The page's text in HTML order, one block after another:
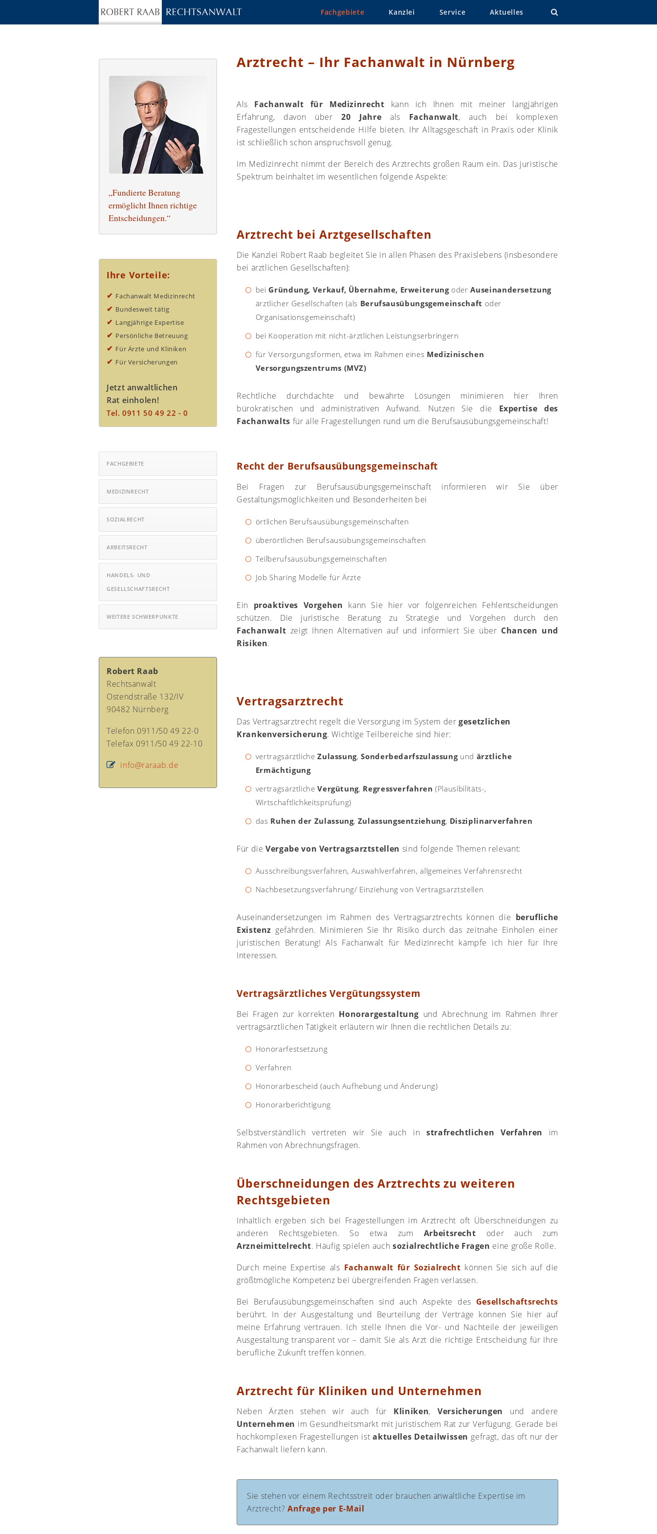
Fachgebiete Kanzlei Service Aktuelles
Arztrecht – Ihr Fachanwalt in Nürnberg
Als Fachanwalt für Medizinrecht kann ich Ihnen mit meiner langjährigen
Erfahrung, davon über20 Jahre als Fachanwalt, auch bei komplexen
Fragestellungen entscheidende Hilfe bieten. Ihr Alltagsgeschäft in Praxis oder Klinik
ist schließlich schon anspruchsvoll genug.
Im Medizinrecht nimmt der Bereich des Arztrechts großen Raum ein. Das juristische
Spektrum beinhaltet im wesentlichen folgende Aspekte:
Arztrecht bei Arztgesellschaften
Die Kanzlei Robert Raab begleitet Sie in allen Phasen des Praxislebens (insbesondere
bei ärztlichen Gesellschaften):
bei Gründung, Verkauf, Übernahme, ErweiterungoderAuseinandersetzung
ärztlicher Gesellschaften (als Berufsausübungsgemeinschaft oder
Organisationsgemeinschaft)
bei Kooperation mit nicht-ärztlichen Leistungserbringern
für Versorgungsformen, etwa im Rahmen eines Medizinischen
Versorgungszentrums (MVZ)
Rechtliche durchdachte und bewährte Lösungen minimieren hier Ihren
bürokratischen und administrativen Aufwand. Nutzen Sie die Expertise des
Fachanwalts für alle Fragestellungen rund um die Berufsausübungsgemeinschaft!
Recht der Berufsausübungsgemeinschaft
Bei Fragen zur Berufsausübungsgemeinschaft informieren wir Sie über
Gestaltungsmöglichkeiten und Besonderheiten bei
örtlichen Berufsausübungsgemeinschaften
überörtlichen Berufsausübungsgemeinschaften
Teilberufsausübungsgemeinschaften
Job Sharing Modelle für Ärzte
Ein proaktives Vorgehen kann Sie hier vor folgenreichen Fehlentscheidungen
schützen. Die juristische Beratung zu Strategie und Vorgehen durch den
Fachanwalt zeigt Ihnen Alternativen auf und informiert Sie über Chancen und
Risiken.
Vertragsarztrecht
Das Vertragsarztrecht regelt die Versorgung im System dergesetzlichen
Krankenversicherung. Wichtige Teilbereiche sind hier:
vertragsärztlicheZulassung,Sonderbedarfszulassungund ärztliche
Ermächtigung
vertragsärztlicheVergütung, Regressverfahren (Plausibilitäts-,
Wirtschaftlichkeitsprüfung)
das Ruhen der Zulassung, Zulassungsentziehung, Disziplinarverfahren
Für dieVergabe von Vertragsarztstellen sind folgende Themen relevant:
Ausschreibungsverfahren, Auswahlverfahren, allgemeines Verfahrensrecht
Nachbesetzungsverfahrung/ Einziehung von Vertragsarztstellen
Auseinandersetzungen im Rahmen des Vertragsarztrechts können die berufliche
Existenz gefährden. Minimieren Sie Ihr Risiko durch das zeitnahe Einholen einer
juristischen Beratung! Als Fachanwalt für Medizinrecht kämpfe ich hier für Ihre
Interessen.
Vertragsärztliches Vergütungssystem
Bei Fragen zur korrekten Honorargestaltung und Abrechnung im Rahmen Ihrer
vertragsärztlichen Tätigkeit erläutern wir Ihnen die rechtlichen Details zu:
Honorarfestsetzung
Verfahren
Honorarbescheid (auch Aufhebung und Änderung)
Honorarberichtigung
Selbstverständlich vertreten wir Sie auch instrafrechtlichen Verfahren im
Rahmen von Abrechnungsfragen.
Überschneidungen des Arztrechts zu weiteren
Rechtsgebieten
Inhaltlich ergeben sich bei Fragestellungen im Arztrecht oft Überschneidungen zu
anderen Rechtsgebieten. So etwa zum Arbeitsrecht oder auch zum
Arzneimittelrecht. Häufig spielen auch sozialrechtliche Fragen eine große Rolle.
Durch meine Expertise als Fachanwalt für Sozialrecht können Sie sich auf die
größtmögliche Kompetenz bei übergreifenden Fragen verlassen.
Bei Berufausübungsgemeinschaften sind auch Aspekte des Gesellschaftsrechts
berührt. In der Ausgestaltung und Beurteilung der Verträge können Sie hier auf
meine Erfahrung vertrauen. Ich stelle Ihnen die Vor- und Nachteile der jeweiligen
Ausgestaltung transparent vor – damit Sie als Arzt die richtige Entscheidung für Ihre
berufliche Zukunft treffen können.
Arztrecht für Kliniken und Unternehmen
Neben Ärzten stehen wir auch für Kliniken, Versicherungen und andere
Unternehmen im Gesundheitsmarkt mit juristischem Rat zur Verfügung. Gerade bei
hochkomplexen Fragestellungen istaktuelles Detailwissen gefragt, das oft nur der
Fachanwalt liefern kann.
Sie stehen vor einem Rechtsstreit oder brauchen anwaltliche Expertise im
Arztrecht?Anfrage per E-Mail
„Fundierte Beratung
ermöglicht Ihnen richtige
Entscheidungen.“
Ihre Vorteile:
✔︎ Fachanwalt Medizinrecht
✔︎ Bundesweit tätig
✔︎ Langjährige Expertise
✔︎ Persönliche Betreuung
✔︎ Für Ärzte und Kliniken
✔︎ Für Versicherungen
Jetzt anwaltlichen
Rat einholen!
Tel. 0911 50 49 22 - 0
FACHGEBIETE
MEDIZINRECHT
SOZIALRECHT
ARBEITSRECHT
HANDELS- UND
GESELLSCHAFTSRECHT
WEITERE SCHWERPUNKTE
Robert Raab
Rechtsanwalt
Ostendstraße 132/IV
90482 Nürnberg
Telefon 0911/50 49 22-0
Telefax 0911/50 49 22-10
info@raraab.de